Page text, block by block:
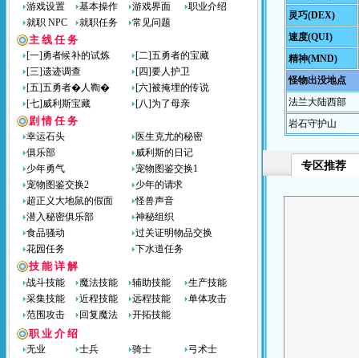
游戏设置
基本操作 游戏界面
职业介绍
就职 NPC
就职任务 常见问题
主 线 任 务
[一]勇者候补的试炼
[二]五勇者的宝藏
[三]遗迹调查
[四]要人护卫
[五]五勇者�人鞫�
[六]被掩埋的传说
[七]威利斯宝藏
[八]为了母亲
剧 情 任 务
幸运石头
医生克尤的秘密
俱乐部
威利斯的日记
少年勇气
宠物图鉴交换1
宠物图鉴交换2
少年的请求
超正义大地鼠的假面
怪兽声音
潜入秘密俱乐部
神秘组织
食品骚动
过关证明物品交换
花园任务
下水道任务
技 能 详 解
战斗技能 魔法技能 辅助技能
生产技能
采集技能
近程技能 远程技能
单体攻击
范围攻击
回复魔法 开拓技能
职 业 介 绍
无业 士兵 骑士
弓术士
灵巧(DEX)
速度(QUI)
精神(MND)
怪物出没地点
法兰大陆西部
岩石守护山
专区推荐